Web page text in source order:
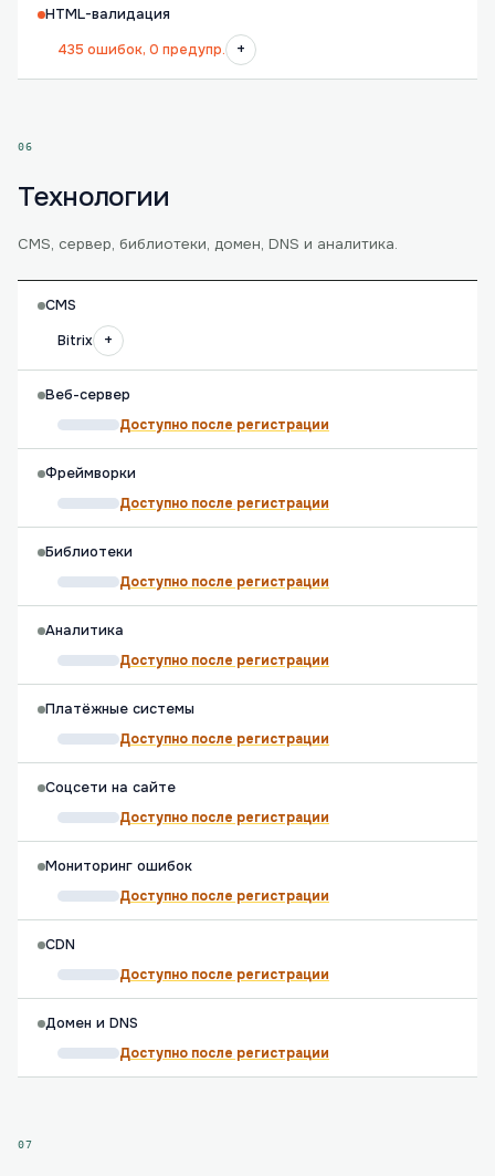
HTML-валидация
435 ошибок, 0 предупр.
+
06
Технологии
CMS, сервер, библиотеки, домен, DNS и аналитика.
CMS
Bitrix
+
Веб-сервер
Доступно после регистрации
Фреймворки
Доступно после регистрации
Библиотеки
Доступно после регистрации
Аналитика
Доступно после регистрации
Платёжные системы
Доступно после регистрации
Соцсети на сайте
Доступно после регистрации
Мониторинг ошибок
Доступно после регистрации
CDN
Доступно после регистрации
Домен и DNS
Доступно после регистрации
07